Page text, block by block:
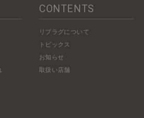
CONTENTS
リプラグについて
トピックス
お知らせ
取扱い店舗